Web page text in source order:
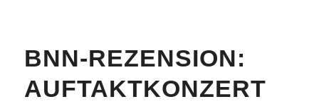
BNN-REZENSION:
AUFTAKTKONZERT